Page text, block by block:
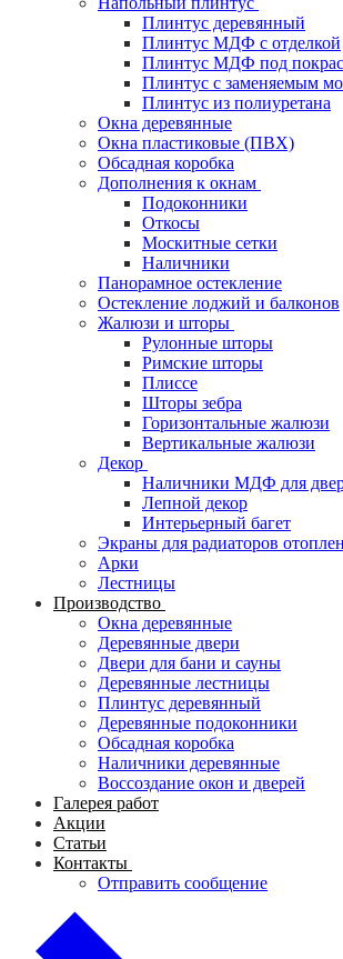
Плинтус деревянный
Плинтус МДФ с отделкой
Плинтус МДФ под
Плинтус с заменяемым
Плинтус из полиуретана
Окна деревянные
Окна пластиковые (ПВХ)
Обсадная коробка
Дополнения к окнам
Подоконники
Откосы
Москитные сетки
Наличники
Панорамное остекление
Остекление лоджий и балконов
Жалюзи и шторы
Рулонные шторы
Римские шторы
Плиссе
Шторы зебра
Горизонтальные жалюзи
Вертикальные жалюзи
Декор
Наличники МДФ для
Лепной декор
Интерьерный багет
Экраны для радиаторов
Арки
Лестницы
Производство
Окна деревянные
Деревянные двери
Двери для бани и сауны
Деревянные лестницы
Плинтус деревянный
Деревянные подоконники
Обсадная коробка
Наличники деревянные
Воссоздание окон и дверей
Галерея работ
Акции
Статьи
Контакты
Отправить сообщение